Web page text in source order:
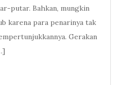
putar. Bahkan, mungkin
karena para penarinya tak
Gerakan